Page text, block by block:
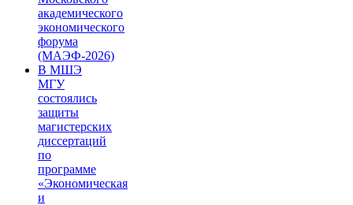
академического
экономического
форума
(МАЭФ-2026)
В МШЭ
МГУ
состоялись
защиты
магистерских
диссертаций
по
программе
«Экономическая
и